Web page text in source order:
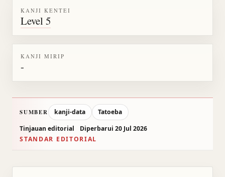
KANJI KENTEI
Level 5
KANJI MIRIP
-
SUMBER kanji-data
Tatoeba
Tinjauan editorial
Diperbarui 20 Jul 2026
STANDAR EDITORIAL